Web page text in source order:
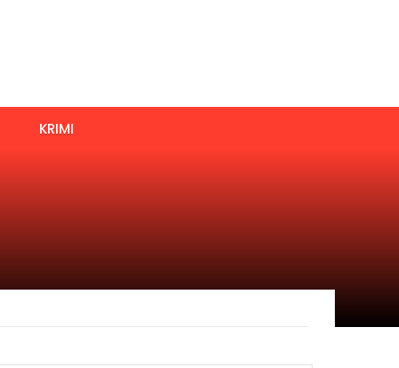
KRIMI